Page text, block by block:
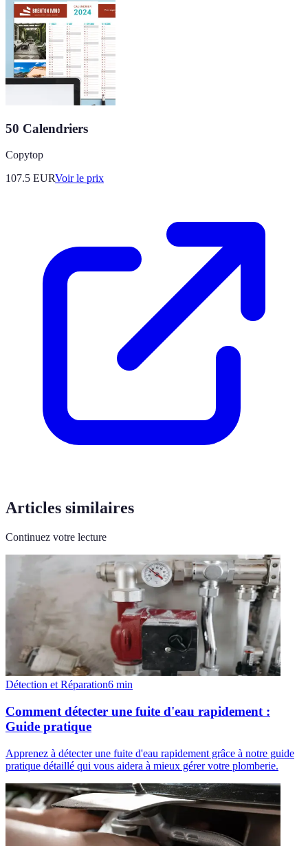
50 Calendriers
Copytop
107.5 EURVoir le prix
Articles similaires
Continuez votre lecture
Détection et Réparation6 min
Comment détecter une fuite d'eau rapidement :
Guide pratique
Apprenez à détecter une fuite d'eau rapidement grâce à notre guide
pratique détaillé qui vous aidera à mieux gérer votre plomberie.